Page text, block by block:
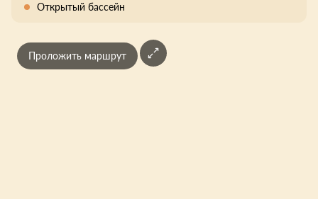
Открытый бассейн
Проложить маршрут